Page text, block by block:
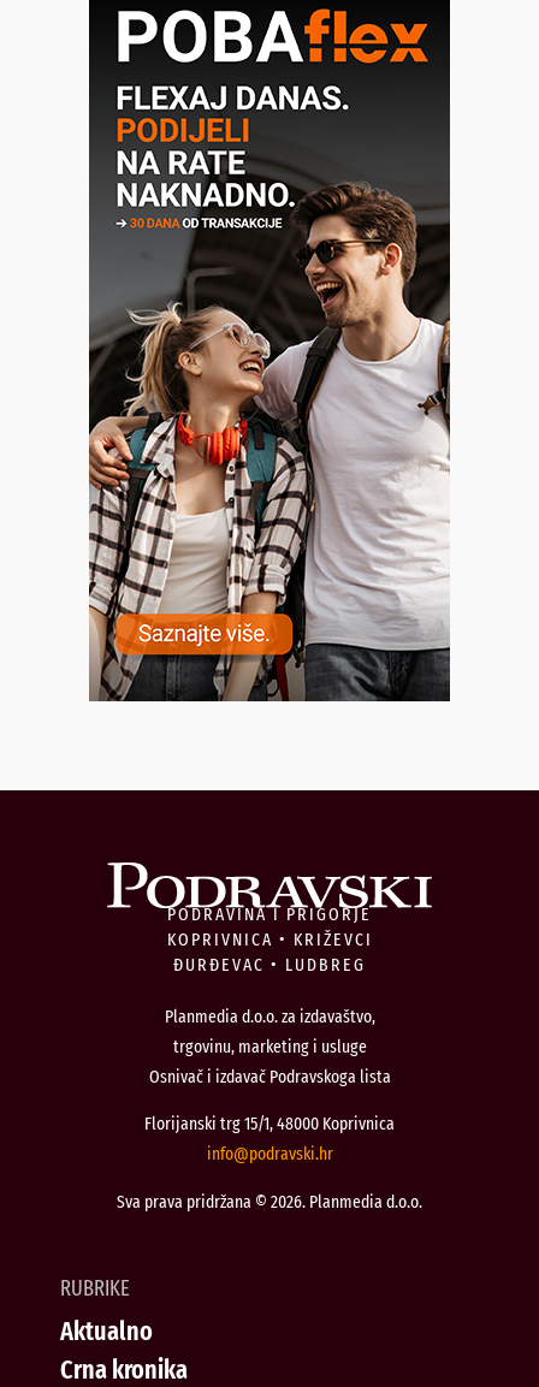
PODRAVINA I PRIGORJE
KOPRIVNICA • KRIŽEVCI
ĐURĐEVAC • LUDBREG
Planmedia d.o.o. za izdavaštvo,
trgovinu, marketing i usluge
Osnivač i izdavač Podravskoga lista
Florijanski trg 15/1, 48000 Koprivnica
rh.iksvardop
@ofni
Sva prava pridržana © 2026. Planmedia d.o.o.
RUBRIKE
Aktualno
Crna kronika